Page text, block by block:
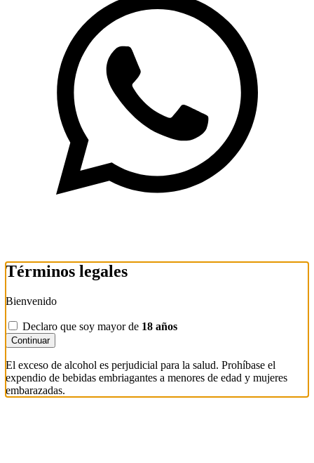
Términos legales
Bienvenido
Declaro que soy mayor de 18 años
Continuar
El exceso de alcohol es perjudicial para la salud. Prohíbase el
expendio de bebidas embriagantes a menores de edad y mujeres
embarazadas.